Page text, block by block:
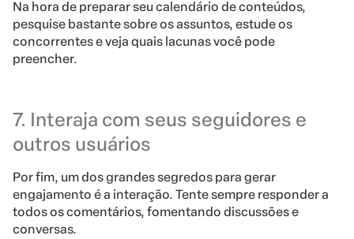
Na hora de preparar seu calendário de conteúdos,
pesquise bastante sobre os assuntos, estude os
concorrentes e veja quais lacunas você pode
preencher.
7. Interaja com seus seguidores e
outros usuários
Por fim, um dos grandes segredos para gerar
engajamento é a interação. Tente sempre responder a
todos os comentários, fomentando discussões e
conversas.